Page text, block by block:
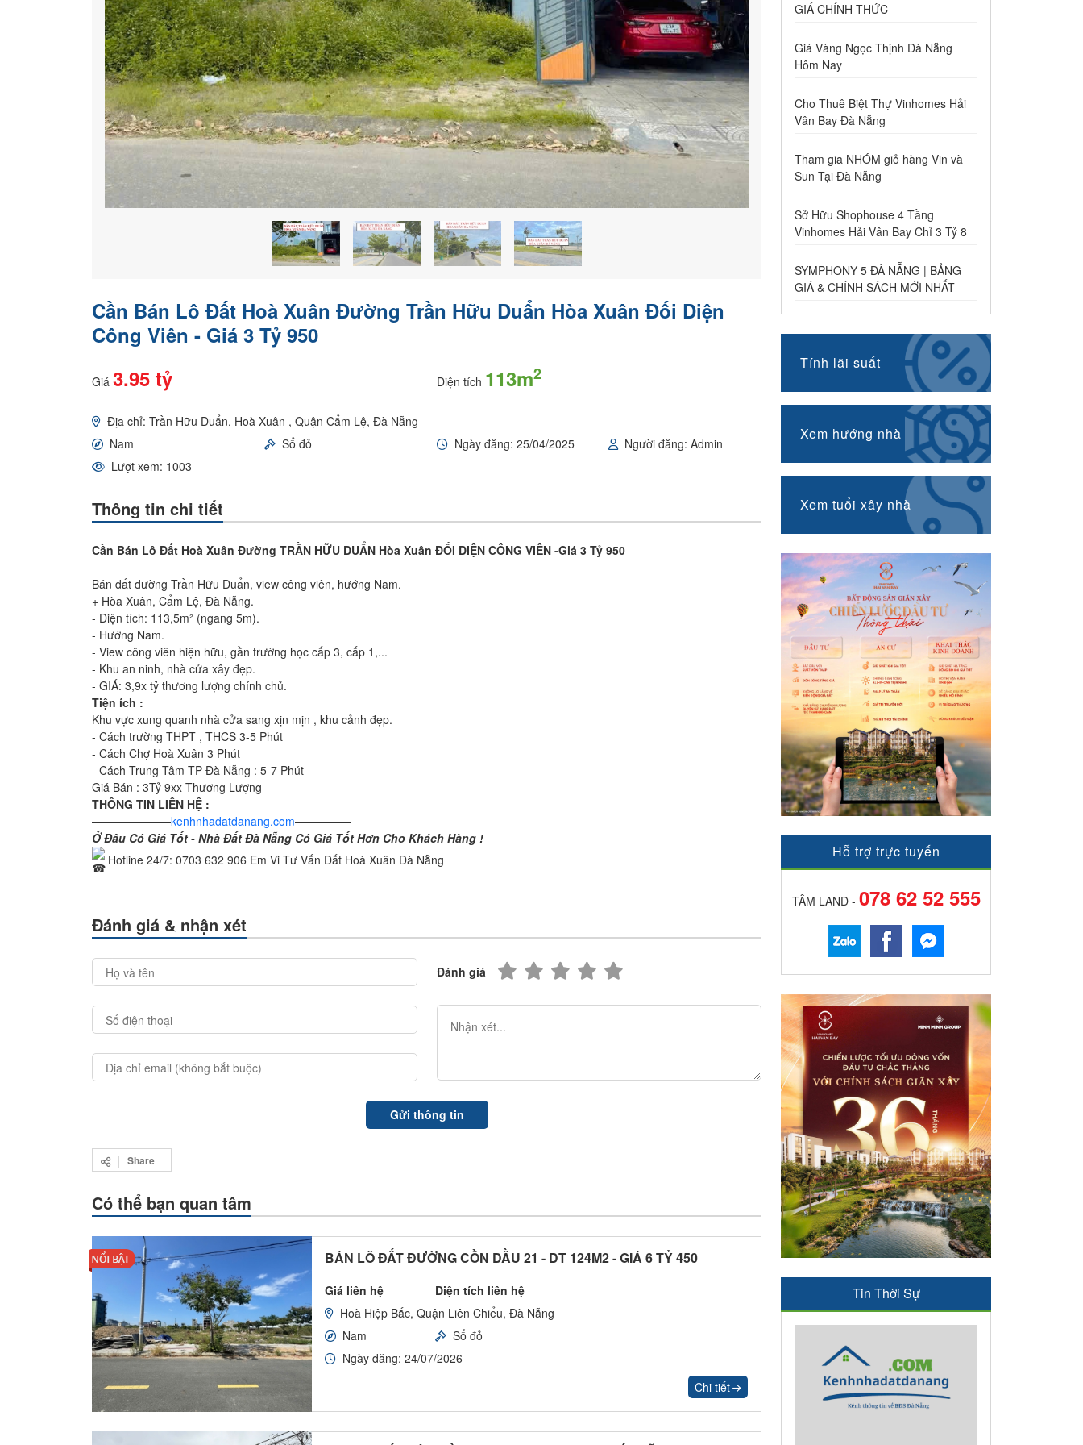
Cần Bán Lô Đất Hoà Xuân Đường Trần Hữu Duẩn Hòa Xuân Đối Diện
Công Viên - Giá 3 Tỷ 950
Giá 3.95 tỷ Diện tích 113m2
Địa chỉ: Trần Hữu Duẩn, Hoà Xuân , Quận Cẩm Lệ, Đà Nẵng
Nam
Sổ đỏ Ngày đăng: 25/04/2025
Người đăng: Admin
Lượt xem: 1003
Thông tin chi tiết
Cần Bán Lô Đất Hoà Xuân Đường TRẦN HỮU DUẨN Hòa Xuân ĐỐI DIỆN CÔNG VIÊN -Giá 3 Tỷ 950
Bán đất đường Trần Hữu Duẩn, view công viên, hướng Nam.
+ Hòa Xuân, Cẩm Lệ, Đà Nẵng.
- Diện tích: 113,5m² (ngang 5m).
- Hướng Nam.
- View công viên hiện hữu, gần trường học cấp 3, cấp 1,...
- Khu an ninh, nhà cửa xây đẹp.
- GIÁ: 3,9x tỷ thương lượng chính chủ.
Tiện ích :
Khu vực xung quanh nhà cửa sang xịn mịn , khu cảnh đẹp.
- Cách trường THPT , THCS 3-5 Phút
- Cách Chợ Hoà Xuân 3 Phút
- Cách Trung Tâm TP Đà Nẵng : 5-7 Phút
Giá Bán : 3Tỷ 9xx Thương Lượng
THÔNG TIN LIÊN HỆ :
———————kenhnhadatdanang.com—————
Ở Đâu Có Giá Tốt - Nhà Đất Đà Nẵng Có Giá Tốt Hơn Cho Khách Hàng !
Hotline 24/7: 0703 632 906 Em Vi Tư Vấn Đất Hoà Xuân Đà Nẵng
Đánh giá & nhận xét
Đánh giá
Share
Có thể bạn quan tâm
BÁN LÔ ĐẤT ĐƯỜNG CỒN DẦU 21 - DT 124M2 - GIÁ 6 TỶ 450
Giá liên hệ
Diện tích liên hệ
Hoà Hiệp Bắc, Quận Liên Chiểu, Đà Nẵng
Nam
Sổ đỏ
Ngày đăng: 24/07/2026
Chi tiết
GIÁ CHÍNH THỨC
Giá Vàng Ngọc Thịnh Đà Nẵng
Hôm Nay
Cho Thuê Biệt Thự Vinhomes Hải
Vân Bay Đà Nẵng
Tham gia NHÓM giỏ hàng Vin và
Sun Tại Đà Nẵng
Sở Hữu Shophouse 4 Tầng
Vinhomes Hải Vân Bay Chỉ 3 Tỷ 8
SYMPHONY 5 ĐÀ NẴNG | BẢNG
GIÁ & CHÍNH SÁCH MỚI NHẤT
Tính lãi suất
Xem hướng nhà
Xem tuổi xây nhà
Hỗ trợ trực tuyến
TÂM LAND - 078 62 52 555
Tin Thời Sự